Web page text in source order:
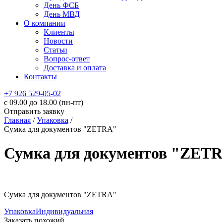
День ФСБ
День МВД
О компании
Клиенты
Новости
Статьи
Вопрос-ответ
Доставка и оплата
Контакты
+7 926 529-05-02
c 09.00 до 18.00 (пн-пт)
Отправить заявку
Главная /Упаковка /
Сумка для документов "ZETRA"
Сумка для документов
Сумка для документов "ZETRA"
УпаковкаИндивидуальная
Заказать похожий